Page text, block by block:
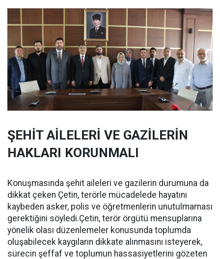
ŞEHİT AİLELERİ VE GAZİLERİN
HAKLARI KORUNMALI
Konuşmasında şehit aileleri ve gazilerin durumuna da
dikkat çeken Çetin, terörle mücadelede hayatını
kaybeden asker, polis ve öğretmenlerin unutulmaması
gerektiğini söyledi.Çetin, terör örgütü mensuplarına
yönelik olası düzenlemeler konusunda toplumda
oluşabilecek kaygıların dikkate alınmasını isteyerek,
sürecin şeffaf ve toplumun hassasiyetlerini gözeten